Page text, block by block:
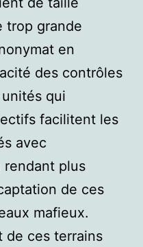
trop grande
en
des contrôles
qui
facilitent les
avec
rendant plus
de ces
mafieux.
de ces terrains